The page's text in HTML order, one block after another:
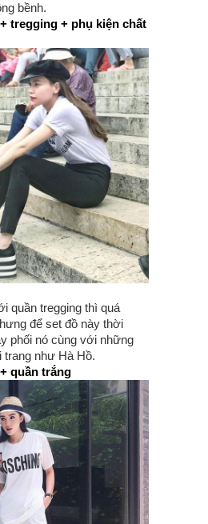
bềnh.
tregging + phụ kiện chất
quần tregging thì quá
để set đồ này thời
phối nó cùng với những
như Hà Hồ.
quần trắng